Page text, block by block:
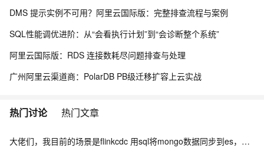
DMS 提示实例不可用？阿里云国际版：完整排查流程与案例
SQL性能调优进阶：从“会看执行计划”到“会诊断整个系统”
阿里云国际版：RDS 连接数耗尽问题排查与处理
广州阿里云渠道商：PolarDB PB级迁移扩容上云实战
热门讨论 热门文章
大佬们，我目前的场景是flinkcdc 用sql将mongo数据同步到es，有人做过这样的场景吗？